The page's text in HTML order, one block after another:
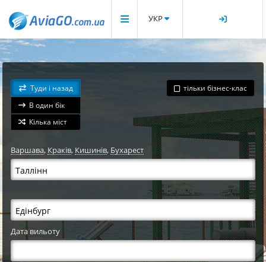
УКР
Туди і назад
В один бік
Кілька міст
тільки бізнес-клас
Варшава,Краків, Кишинів, Бухарест
Дата вильоту